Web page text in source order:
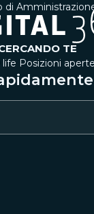
di
TE
life Posizioni aperte